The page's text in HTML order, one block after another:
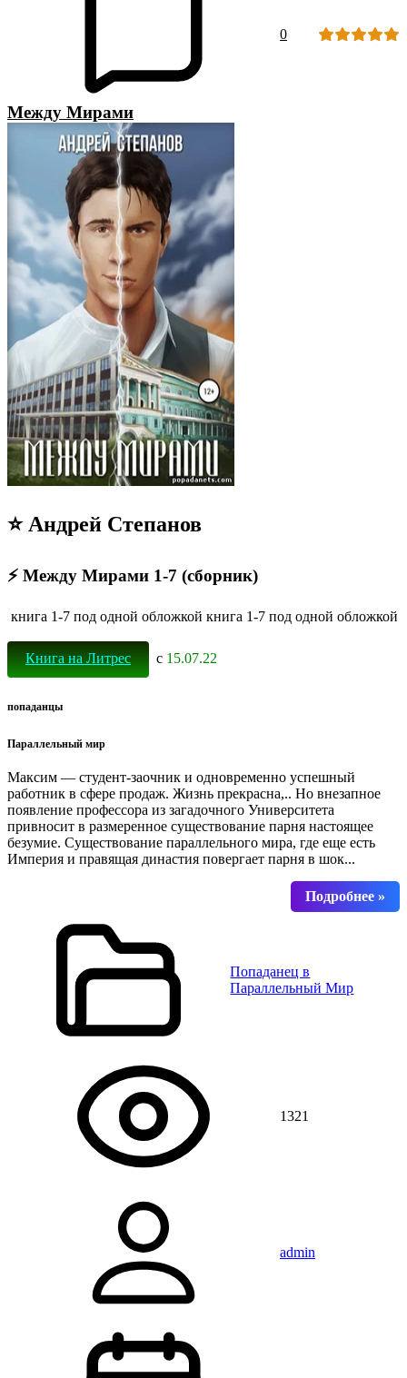
0
Между Мирами
⭐ Андрей Степанов
⚡ Между Мирами 1-7 (сборник)
книга 1-7 под одной обложкой книга 1-7 под одной обложкой
Книга на Литрес с 15.07.22
попаданцы
Параллельный мир
Максим — студент-заочник и одновременно успешный
работник в сфере продаж. Жизнь прекрасна,.. Но внезапное
появление профессора из загадочного Университета
привносит в размеренное существование парня настоящее
безумие. Существование параллельного мира, где еще есть
Империя и правящая династия повергает парня в шок...
Попаданец в
Параллельный Мир
1321
admin